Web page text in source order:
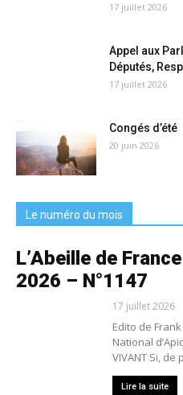
17 juillet 2026
Appel aux
Députés,
17 juillet 2026
Congés d’été
20 juin 2026
Le numéro du mois
L’Abeille de
2026 – N°1147
17 juillet 2026
Edito de
National
VIVANT Si, de
Lire la suite